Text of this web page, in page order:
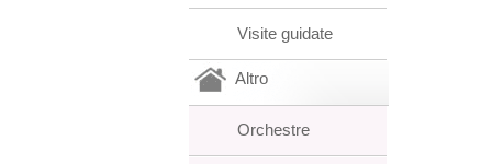
Visite guidate
Altro
Orchestre